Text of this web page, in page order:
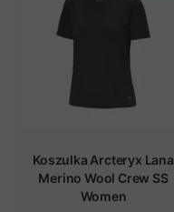
Koszulka Arcteryx Lana
Merino Wool Crew SS
Women